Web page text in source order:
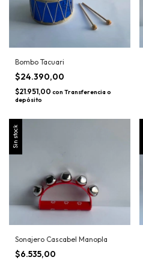
Bombo Tacuari
$24.390,00
$21.951,00 con Transferencia o
depósito
Sin stock
Sonajero Cascabel Manopla
$6.535,00